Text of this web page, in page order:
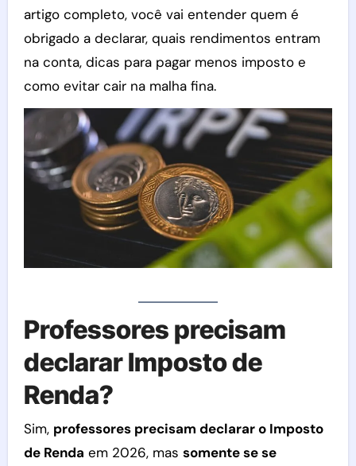
artigo completo, você vai entender quem é
obrigado a declarar, quais rendimentos entram
na conta, dicas para pagar menos imposto e
como evitar cair na malha fina.
Professores precisam
declarar Imposto de
Renda?
Sim, professores precisam declarar o Imposto
de Renda em 2026, mas somente se se